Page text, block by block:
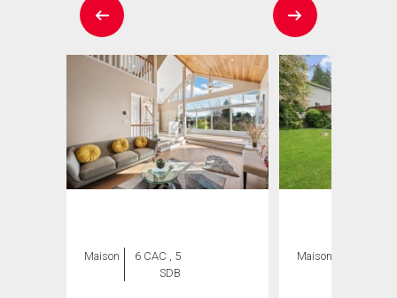
Maison
6 CAC , 5
SDB
Maison